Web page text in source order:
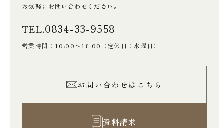
お気軽にお問い合わせください。
TEL.0834-33-9558
営業時間：10:00〜18:00 （定休日：水曜日）
お問い合わせはこちら
資料請求